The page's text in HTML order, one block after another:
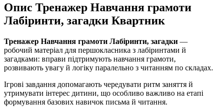
Опис Тренажер Навчання грамоти
Лабіринти, загадки Квартник
Тренажер Навчання грамоти Лабіринти, загадки —
робочий матеріал для першокласника з лабіринтами й
загадками: вправи підтримують навчання грамоти,
розвивають увагу й логіку паралельно з читанням по складах.
Ігрові завдання допомагають чередувати ритм заняття й
утримувати інтерес дитини, що особливо важливо на етапі
формування базових навичок письма й читання.